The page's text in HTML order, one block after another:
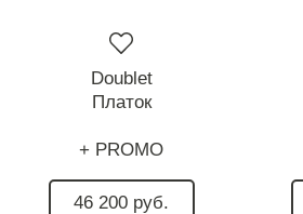
Doublet
Платок
+ PROMO
46 200 руб.